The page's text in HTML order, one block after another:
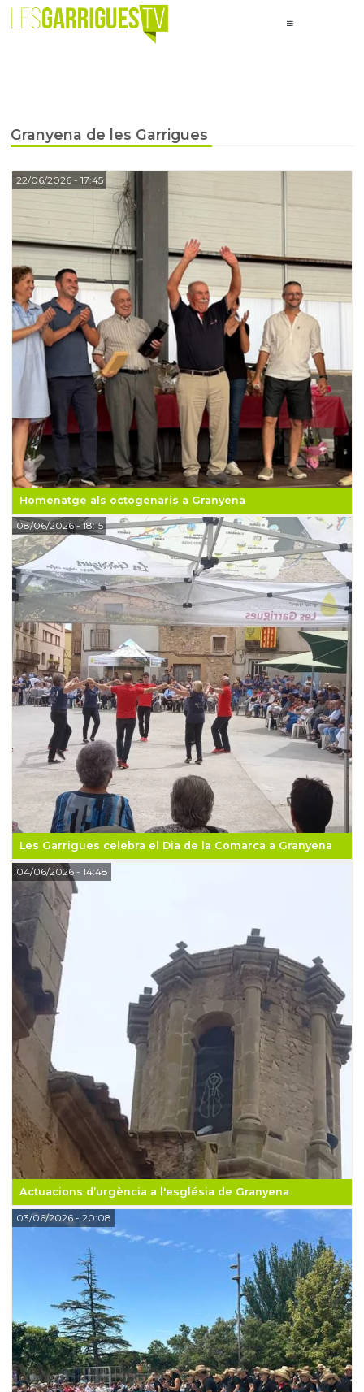
Granyena de les Garrigues
Homenatge als octogenaris a Granyena
22/06/2026- 17:45
Les Garrigues celebra el Dia de la Comarca a Granyena
08/06/2026- 18:15
Actuacions d’urgència a l'església de Granyena
04/06/2026- 14:48
03/06/2026- 20:08